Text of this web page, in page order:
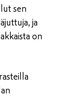
sen
ja
on